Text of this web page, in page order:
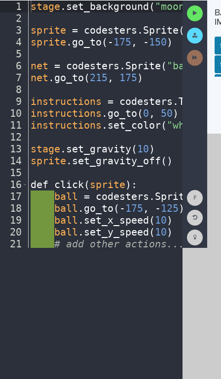
1
2
3
4
5
6
7
8
9
10
11
12
13
14
15
16
17
18
19
20
21
stage . set_background( "moon")¬
sprite = codesters . Sprite(
sprite . go_to( - 175 , - 150)
net = codesters . Sprite(
net . go_to(215 , 175)
instructions = codesters .Text(
instructions . go_to(0 , 50)
instructions . set_color( "white"
stage . set_gravity( 10)
sprite . set_gravity_off()
def
click( sprite) :
ball = codesters . Sprite(
ball . go_to( - 175 , - 125)
¬
ball . set_x_speed( 10)
ball . set_y_speed( 10)
# add other actions... ¬
Code
Work
Activity
Code
How
To